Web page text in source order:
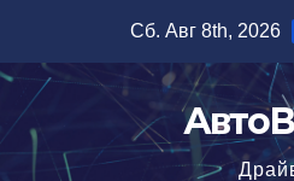
содержимому
Сб. Авг 8th, 2026